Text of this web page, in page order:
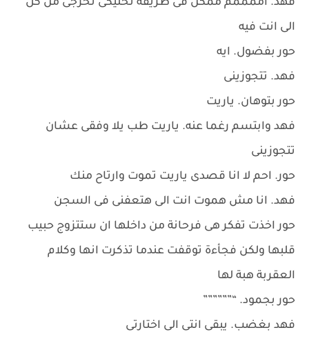
فهد. اممممم ممكن فى طريقة تخليكى تخرجى من كل
الى انت فيه
حور بفضول. ايه
فهد. تتجوزينى
حور بتوهان. ياريت
فهد وابتسم رغما عنه. ياريت طب يلا وفقى عشان
تتجوزينى
حور. احم لا انا قصدى ياريت تموت وارتاح منك
فهد. انا مش هموت انت الى هتعفنى فى السجن
حور اخذت تفكر هى فرحانة من داخلها ان ستتزوج حبيب
قلبها ولكن فجأءة توقفت عندما تذكرت انها وكلام
العقربة هبة لها
حور بجمود. “””””””
فهد بغضب. يبقى انتى الى اختارتى